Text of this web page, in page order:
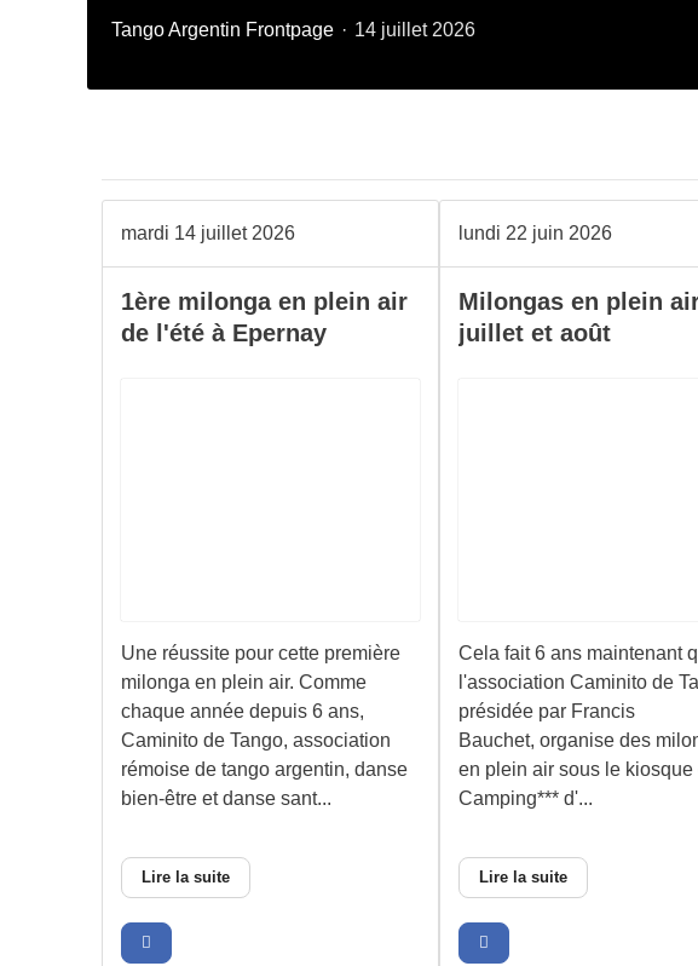
Tango Argentin Frontpage 14 juillet 2026
mardi 14 juillet 2026
1ère milonga en plein air
de l'été à Epernay
Une réussite pour cette première
milonga en plein air. Comme
chaque année depuis 6 ans,
Caminito de Tango, association
rémoise de tango argentin, danse
bien-être et danse sant...
Lire la suite
lundi 22 juin 2026
Milongas en plein
juillet et août
Cela fait 6 ans maintenant
l'association Caminito de
présidée par Francis
Bauchet, organise des
en plein air sous le kiosque
Camping*** d'...
Lire la suite